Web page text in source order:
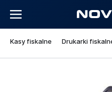
Kasy fiskalne Drukarki